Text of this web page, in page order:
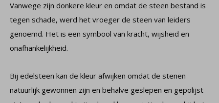
Vanwege zijn donkere kleur en omdat de steen bestand is
tegen schade, werd het vroeger de steen van leiders
genoemd. Het is een symbool van kracht, wijsheid en
onafhankelijkheid.
Bij edelsteen kan de kleur afwijken omdat de stenen
natuurlijk gewonnen zijn en behalve geslepen en gepolijst